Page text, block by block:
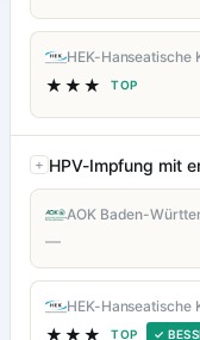
HEK-Hanseatische
★★★ TOP
HPV-Impfung mit
AOK Baden-
—
HEK-Hanseatische
★★★ TOP ✓